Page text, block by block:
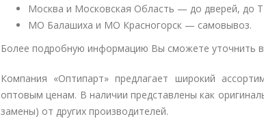
Москва и Московская Область — до дверей, до
МО Балашиха и МО Красногорск — самовывоз.
Более подробную информацию Вы сможете уточнить в
Компания «Оптипарт» предлагает широкий
оптовым ценам. В наличии представлены как
замены) от других производителей.